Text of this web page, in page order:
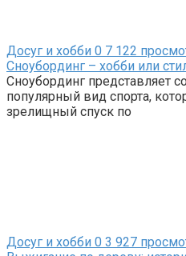
Досуг и хобби 0 7 122
Сноубординг – хобби или
Сноубординг представляет
популярный вид спорта,
зрелищный спуск по
Досуг и хобби 0 3 927